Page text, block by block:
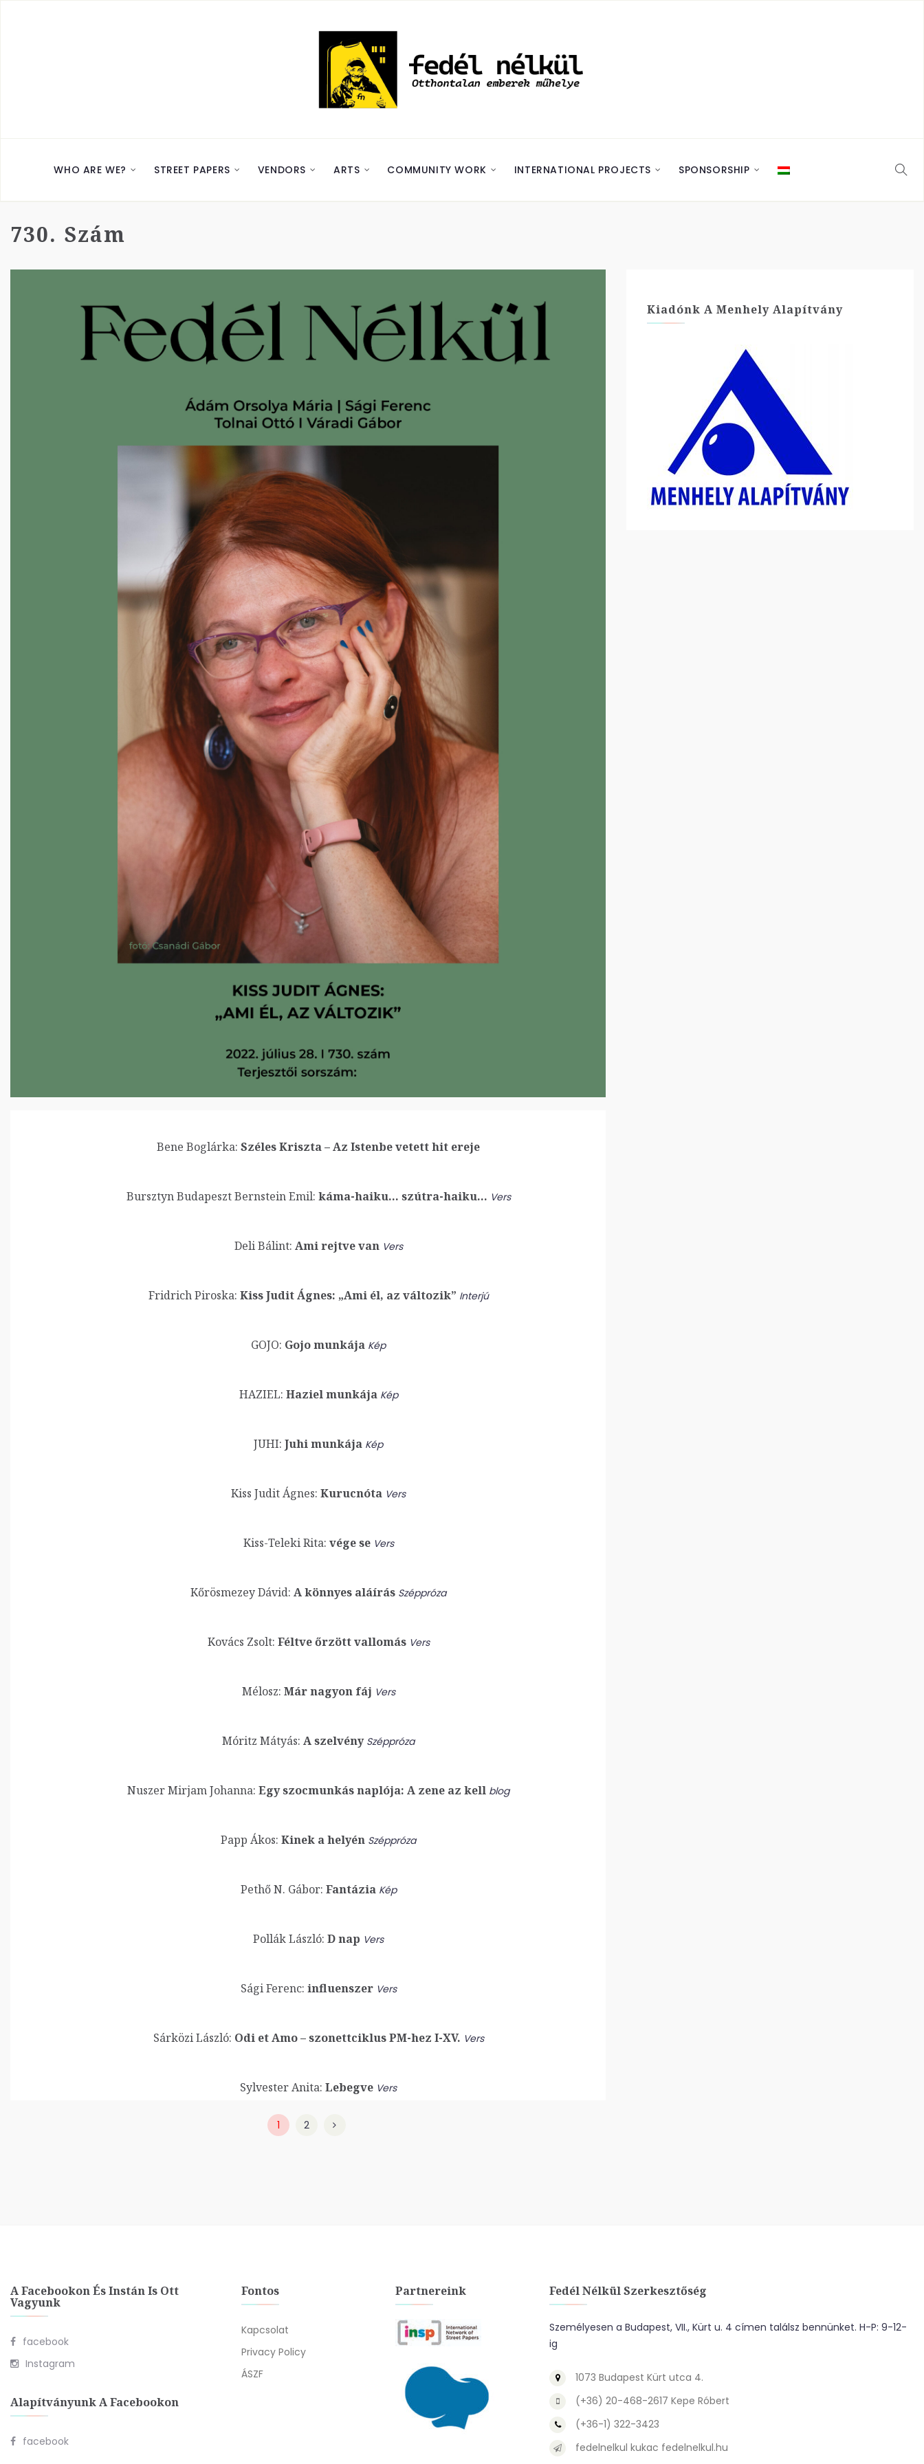
WHO ARE WE? STREET PAPERS VENDORS ARTS COMMUNITY WORK INTERNATIONAL PROJECTS SPONSORSHIP
730. Szám
Bene Boglárka: Széles Kriszta – Az Istenbe vetett hit ereje
Bursztyn Budapeszt Bernstein Emil: káma-haiku… szútra-haiku… Vers
Deli Bálint: Ami rejtve van Vers
Fridrich Piroska: Kiss Judit Ágnes: „Ami él, az változik” Interjú
GOJO: Gojo munkája Kép
HAZIEL: Haziel munkája Kép
JUHI: Juhi munkája Kép
Kiss Judit Ágnes: Kurucnóta Vers
Kiss-Teleki Rita: vége se Vers
Kőrösmezey Dávid: A könnyes aláírás Széppróza
Kovács Zsolt: Féltve őrzött vallomás Vers
Mélosz: Már nagyon fáj Vers
Móritz Mátyás: A szelvény Széppróza
Nuszer Mirjam Johanna: Egy szocmunkás naplója: A zene az kell blog
Papp Ákos: Kinek a helyén Széppróza
Pethő N. Gábor: Fantázia Kép
Pollák László: D nap Vers
Sági Ferenc: influenszer Vers
Sárközi László: Odi et Amo – szonettciklus PM-hez I-XV. Vers
Sylvester Anita: Lebegve Vers
1 2
Kiadónk A Menhely Alapítvány
A Facebookon És Instán Is Ott
Vagyunk
facebook
Instagram
Alapítványunk A Facebookon
facebook
Fontos
Kapcsolat
Privacy Policy
ÁSZF
Partnereink Fedél Nélkül Szerkesztőség
Személyesen a Budapest, VII., Kürt u. 4 címen találsz bennünket. H-P: 9-12-
ig
1073 Budapest Kürt utca 4.
(+36) 20-468-2617 Kepe Róbert
(+36-1) 322-3423
fedelnelkul kukac fedelnelkul.hu